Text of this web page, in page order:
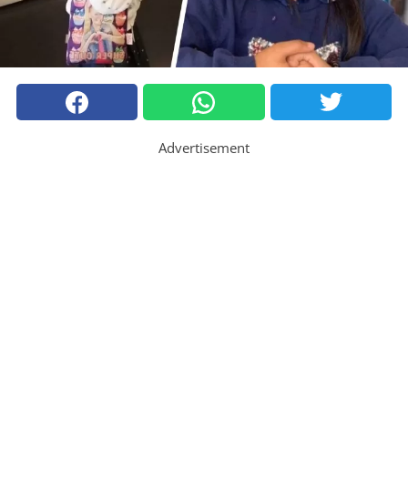
Advertisement